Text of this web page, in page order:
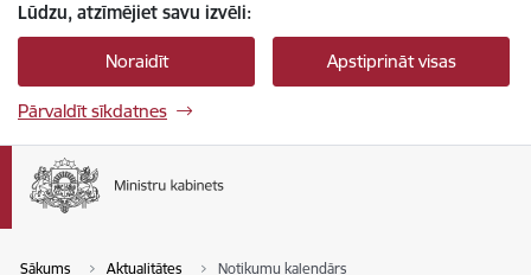
Lūdzu, atzīmējiet savu izvēli:
Noraidīt Apstiprināt visas
Pārvaldīt sīkdatnes
Sākums Aktualitātes Notikumu kalendārs